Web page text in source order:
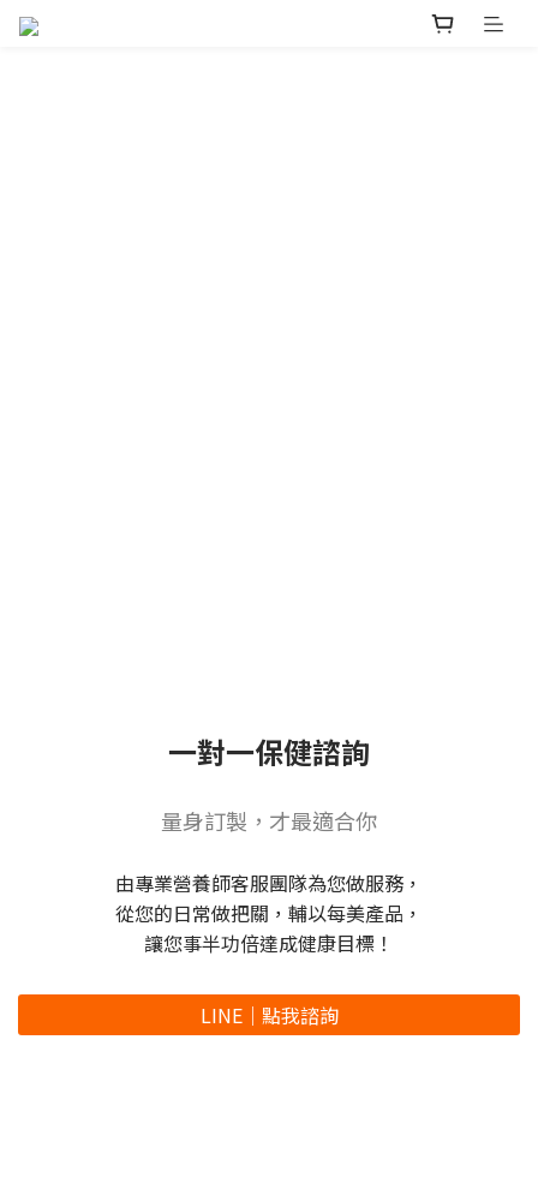
一對一保健諮詢
量身訂製，才最適合你
由專業營養師客服團隊為您做服務，
從您的日常做把關，輔以每美產品，
讓您事半功倍達成健康目標！
LINE｜點我諮詢